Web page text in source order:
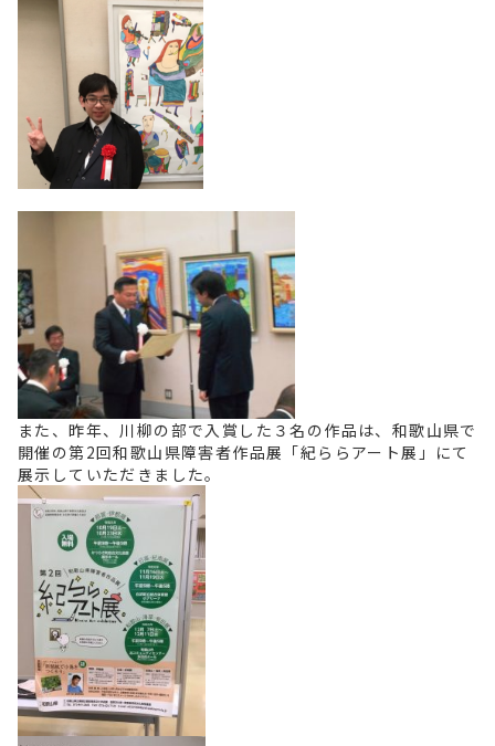
また、昨年、川柳の部で入賞した３名の作品は、和歌山県で
開催の第2回和歌山県障害者作品展「紀ららアート展」にて
展示していただきました。